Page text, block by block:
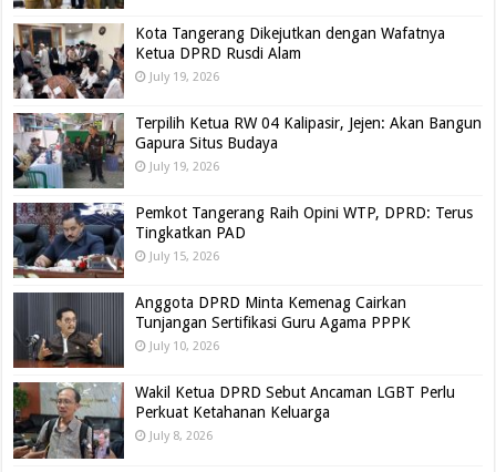
Kota Tangerang Dikejutkan dengan Wafatnya
Ketua DPRD Rusdi Alam
July 19, 2026
Terpilih Ketua RW 04 Kalipasir, Jejen: Akan Bangun
Gapura Situs Budaya
July 19, 2026
Pemkot Tangerang Raih Opini WTP, DPRD: Terus
Tingkatkan PAD
July 15, 2026
Anggota DPRD Minta Kemenag Cairkan
Tunjangan Sertifikasi Guru Agama PPPK
July 10, 2026
Wakil Ketua DPRD Sebut Ancaman LGBT Perlu
Perkuat Ketahanan Keluarga
July 8, 2026